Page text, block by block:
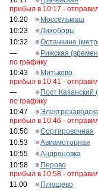
прибыл в 10:17 -
10:20
Моссельмаш
10:23
Лихоборы
10:32
Останкино
—
Рижская
по графику
10:43
Митьково
прибыл в 10:41 -
—
Пост Казанский
по графику
10:47
прибыл в 10:46 -
10:50
Сортировочная
10:53
Авиамоторная
10:55
Андроновка
10:58
Перово
прибыл в 10:58 -
11:00
Плющево